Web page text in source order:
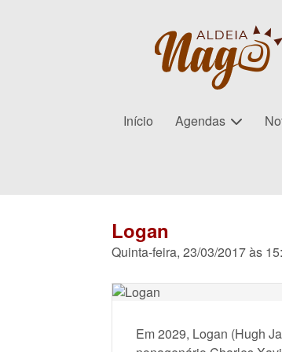
Início Agendas
Logan
Quinta-feira, 23/03/2017 às
Em 2029, Logan (Hugh